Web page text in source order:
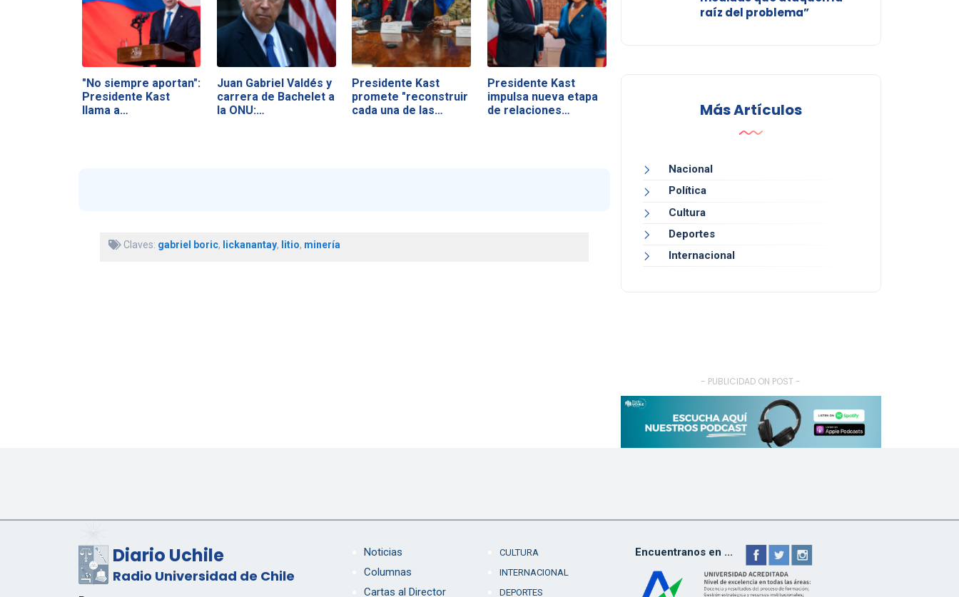
"No siempre aportan":
Presidente Kast
llama a…
Juan Gabriel Valdés y
carrera de Bachelet a
la ONU:…
Presidente Kast
promete "reconstruir
cada una de las…
Presidente Kast
impulsa nueva etapa
de relaciones…
Claves: gabriel boric, lickanantay, litio, minería
raíz del problema”
Más Artículos
Nacional
Política
Cultura
Deportes
Internacional
- PUBLICIDAD ON POST -
Diario Uchile
Radio Universidad de Chile
Noticias
Columnas
Cartas al Director
CULTURA
INTERNACIONAL
DEPORTES
Encuentranos en ...